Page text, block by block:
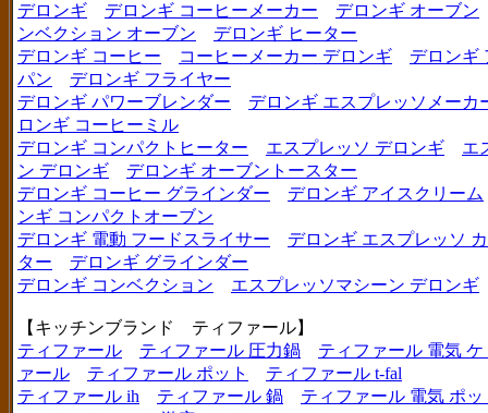
デロンギ
デロンギ コーヒーメーカー
デロンギ オーブン
ンベクション オーブン
デロンギ ヒーター
デロンギ コーヒー
コーヒーメーカー デロンギ
デロンギ
パン
デロンギ フライヤー
デロンギ パワーブレンダー
デロンギ エスプレッソメーカ
ロンギ コーヒーミル
デロンギ コンパクトヒーター
エスプレッソ デロンギ
エ
ン デロンギ
デロンギ オーブントースター
デロンギ コーヒー グラインダー
デロンギ アイスクリーム
ンギ コンパクトオーブン
デロンギ 電動 フードスライサー
デロンギ エスプレッソ
ター
デロンギ グラインダー
デロンギ コンベクション
エスプレッソマシーン デロンギ
【キッチンブランド ティファール】
ティファール
ティファール 圧力鍋
ティファール 電気 ケ
ァール
ティファール ポット
ティファール t-fal
ティファール ih
ティファール 鍋
ティファール 電気 ポッ